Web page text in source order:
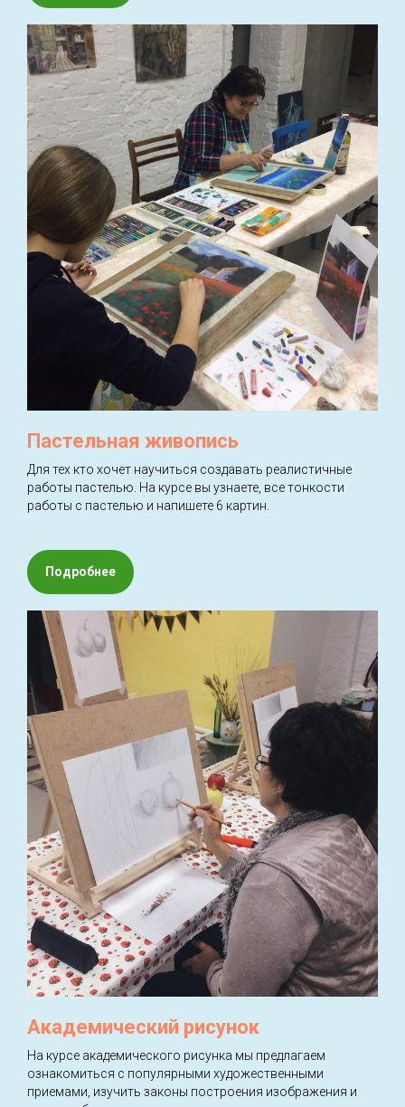
Пастельная живопись
Для тех кто хочет научиться создавать реалистичные
работы пастелью. На курсе вы узнаете, все тонкости
работы с пастелью и напишете 6 картин.
Подробнее
Академический рисунок
На курсе академического рисунка мы предлагаем
ознакомиться с популярными художественными
приемами, изучить законы построения изображения и